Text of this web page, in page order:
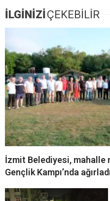
İLGİNİZİÇEKEBİLİR
İzmit Belediyesi, mahalle
Gençlik Kampı’nda